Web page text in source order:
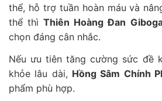
thể, hỗ trợ tuần hoàn máu và
thể thìThiên Hoàng Đan
chọn đáng cân nhắc.
Nếu ưu tiên tăng cường sức đề
khỏe lâu dài, Hồng Sâm Chính
phẩm phù hợp.